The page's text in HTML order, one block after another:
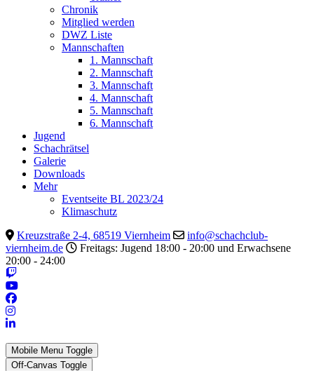
Chronik
Mitglied werden
DWZ Liste
Mannschaften
1. Mannschaft
2. Mannschaft
3. Mannschaft
4. Mannschaft
5. Mannschaft
6. Mannschaft
Jugend
Schachrätsel
Galerie
Downloads
Mehr
Eventseite BL 2023/24
Klimaschutz
Kreuzstraße 2-4, 68519 Viernheim
info@schachclub-
viernheim.de
Freitags: Jugend 18:00 - 20:00 und Erwachsene
20:00 - 24:00
Mobile Menu Toggle
Off-Canvas Toggle